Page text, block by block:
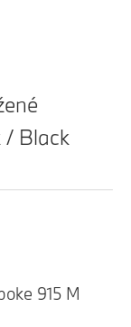
/ Black
915 M